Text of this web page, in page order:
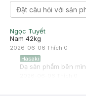
Ngọc Tuyết
Nam 42kg
2026-06-06 Thích 0
Hasaki
Dạ sản phẩm bên